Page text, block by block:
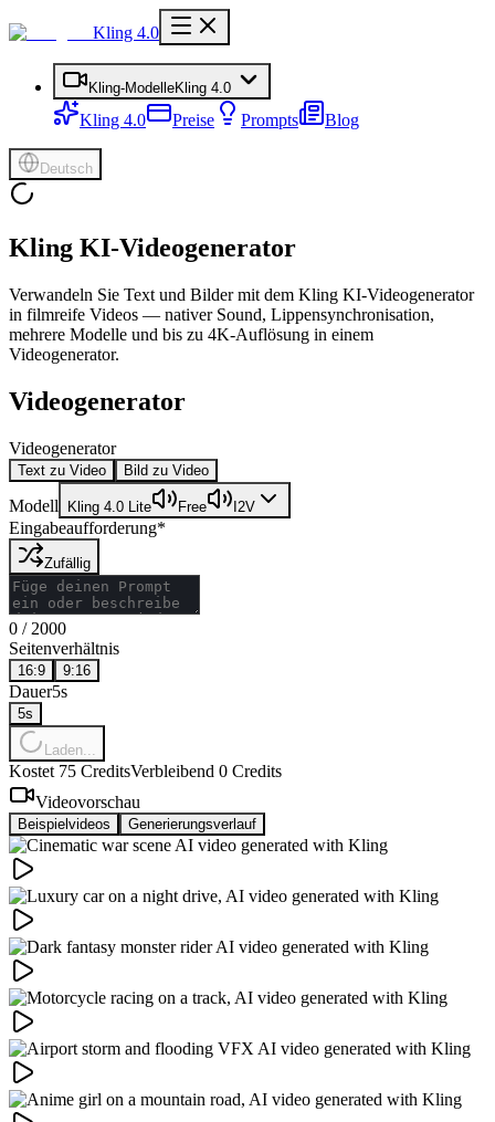
Kling 4.0
Kling-ModelleKling 4.0
Kling 4.0 Preise Prompts Blog
Deutsch
Kling KI-Videogenerator
Verwandeln Sie Text und Bilder mit dem Kling KI-Videogenerator
in filmreife Videos — nativer Sound, Lippensynchronisation,
mehrere Modelle und bis zu 4K-Auflösung in einem
Videogenerator.
Videogenerator
Videogenerator
Text zu Video Bild zu Video
Modell Kling 4.0 Lite Free I2V
Eingabeaufforderung*
Zufällig
0 / 2000
Seitenverhältnis
16:9 9:16
Dauer5s
5s
Laden...
Kostet 75 CreditsVerbleibend 0 Credits
Videovorschau
Beispielvideos Generierungsverlauf